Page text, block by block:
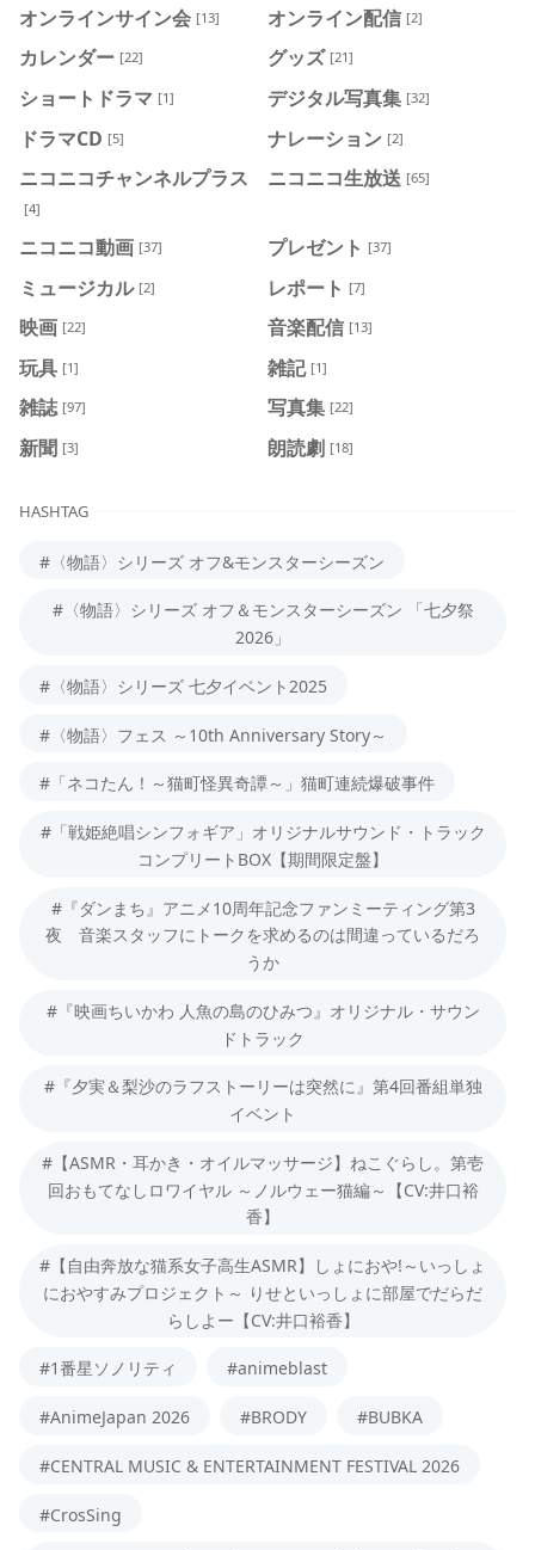
オンラインサイン会 [13] オンライン配信 [2]
カレンダー [22] グッズ [21]
ショートドラマ [1] デジタル写真集 [32]
ドラマCD [5] ナレーション [2]
ニコニコチャンネルプラス
[4]
ニコニコ生放送 [65]
ニコニコ動画 [37] プレゼント [37]
ミュージカル [2] レポート [7]
映画 [22] 音楽配信 [13]
玩具 [1] 雑記 [1]
雑誌 [97] 写真集 [22]
新聞 [3] 朗読劇 [18]
HASHTAG
#〈物語〉シリーズ オフ&モンスターシーズン
#〈物語〉シリーズ オフ＆モンスターシーズン 「七夕祭
2026」
#〈物語〉シリーズ 七夕イベント2025
#〈物語〉フェス ～10th Anniversary Story～
#「ネコたん！～猫町怪異奇譚～」猫町連続爆破事件
#「戦姫絶唱シンフォギア」オリジナルサウンド・トラック
コンプリートBOX【期間限定盤】
#『ダンまち』アニメ10周年記念ファンミーティング第3
夜 音楽スタッフにトークを求めるのは間違っているだろ
うか
#『映画ちいかわ 人魚の島のひみつ』オリジナル・サウン
ドトラック
#『夕実＆梨沙のラフストーリーは突然に』第4回番組単独
イベント
#【ASMR・耳かき・オイルマッサージ】ねこぐらし。第壱
回おもてなしロワイヤル ～ノルウェー猫編～【CV:井口裕
香】
#【自由奔放な猫系女子高生ASMR】しょにおや!～いっしょ
におやすみプロジェクト～ りせといっしょに部屋でだらだ
らしよー【CV:井口裕香】
#1番星ソノリティ #animeblast
#AnimeJapan 2026 #BRODY #BUBKA
#CENTRAL MUSIC & ENTERTAINMENT FESTIVAL 2026
#CrosSing